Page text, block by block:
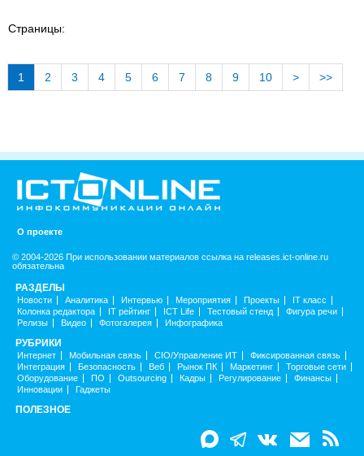
Страницы:
1 2 3 4 5 6 7 8 9 10 > >>
О проекте
© 2004-2026 При использовании материалов ссылка на releases.ict-online.ru
обязательна
РАЗДЕЛЫ
Новости Аналитика Интервью Мероприятия Проекты
IT класс
Колонка редактора
IT рейтинг ICT Life Тестовый стенд
Фигура речи
Релизы
Видео Фотогалерея Инфографика
РУБРИКИ
Интернет Мобильная связь CIO/Управление ИТ
Фиксированная связь
Интеграция
Безопасность Веб Рынок ПК Маркетинг
Торговые сети
Оборудование
ПО Outsourcing Кадры Регулирование
Финансы
Инновации
Гаджеты
ПОЛЕЗНОЕ